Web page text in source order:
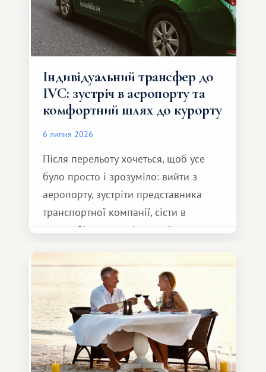
Індивідуальний трансфер до
IVC: зустріч в аеропорту та
комфортний шлях до курорту
6 липня 2026
Після перельоту хочеться, щоб усе
було просто і зрозуміло: вийти з
аеропорту, зустріти представника
транспортної компанії, сісти в
автомобіль та спокійно доїхати до